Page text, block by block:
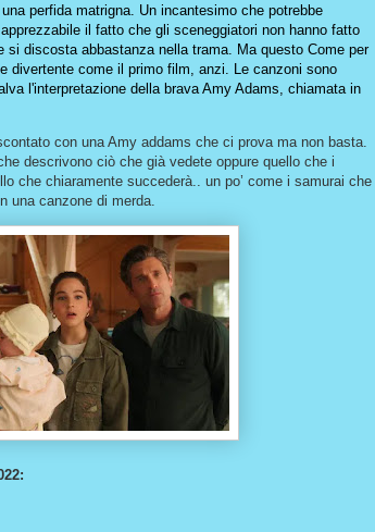
perfida matrigna. Un incantesimo che potrebbe
il fatto che gli sceneggiatori non hanno fatto
si discosta abbastanza nella trama. Ma questo Come per
divertente come il primo film, anzi. Le canzoni sono
l'interpretazione della brava Amy Adams, chiamata in
con una Amy addams che ci prova ma non basta.
descrivono ciò che già vedete oppure quello che i
che chiaramente succederà.. un po’ come i samurai che
una canzone di merda.